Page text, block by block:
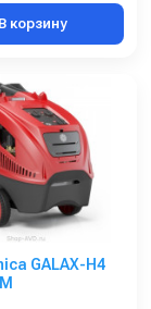
В корзину
GALAX-H4